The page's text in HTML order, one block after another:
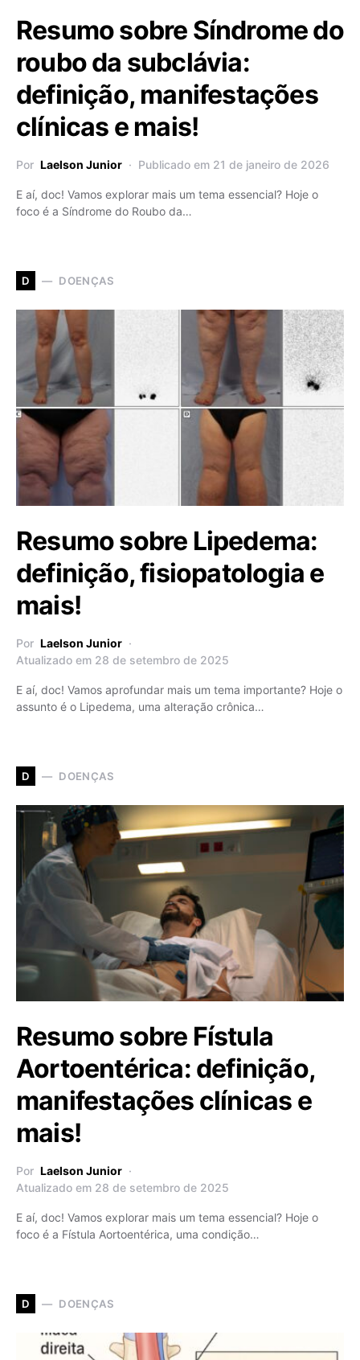
Resumo sobre Síndrome do
roubo da subclávia:
definição, manifestações
clínicas e mais!
Por Laelson Junior Publicado em 21 de janeiro de 2026
E aí, doc! Vamos explorar mais um tema essencial? Hoje o
foco é a Síndrome do Roubo da…
D DOENÇAS
Resumo sobre Lipedema:
definição, fisiopatologia e
mais!
Por Laelson Junior
Atualizado em 28 de setembro de 2025
E aí, doc! Vamos aprofundar mais um tema importante? Hoje o
assunto é o Lipedema, uma alteração crônica…
D DOENÇAS
Resumo sobre Fístula
Aortoentérica: definição,
manifestações clínicas e
mais!
Por Laelson Junior
Atualizado em 28 de setembro de 2025
E aí, doc! Vamos explorar mais um tema essencial? Hoje o
foco é a Fístula Aortoentérica, uma condição…
D DOENÇAS